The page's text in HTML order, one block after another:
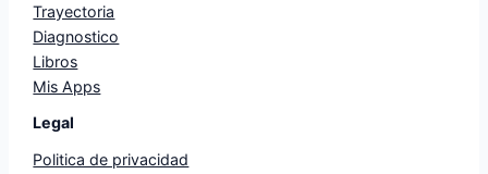
Trayectoria
Diagnostico
Libros
Mis Apps
Legal
Politica de privacidad